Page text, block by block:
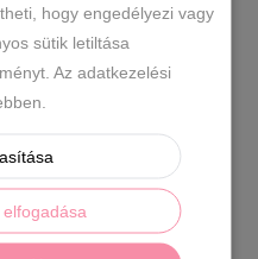
papucs.
szintetikusSzín:
hogy engedélyezi vagy
sütik letiltása
Az adatkezelési